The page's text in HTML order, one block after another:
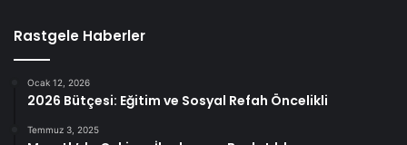
Rastgele Haberler
Ocak 12, 2026
2026 Bütçesi: Eğitim ve Sosyal Refah Öncelikli
Temmuz 3, 2025